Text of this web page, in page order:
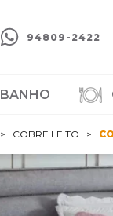
94809-2422
BANHO
COBRE LEITO